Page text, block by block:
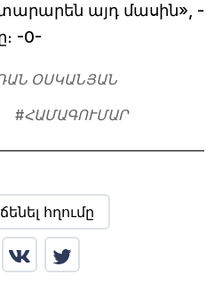
այդ մասին», -
-0-
ՕՍԿԱՆՅԱՆ
#ՀԱՄԱԳՈՒՄԱՐ
հղումը